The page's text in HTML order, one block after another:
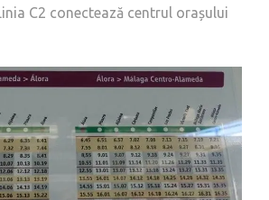
C2 conectează centrul orașului